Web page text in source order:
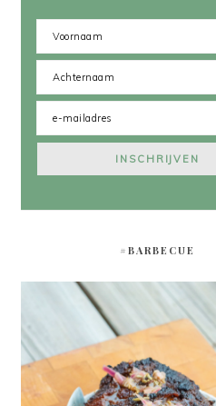
#BARBECUE